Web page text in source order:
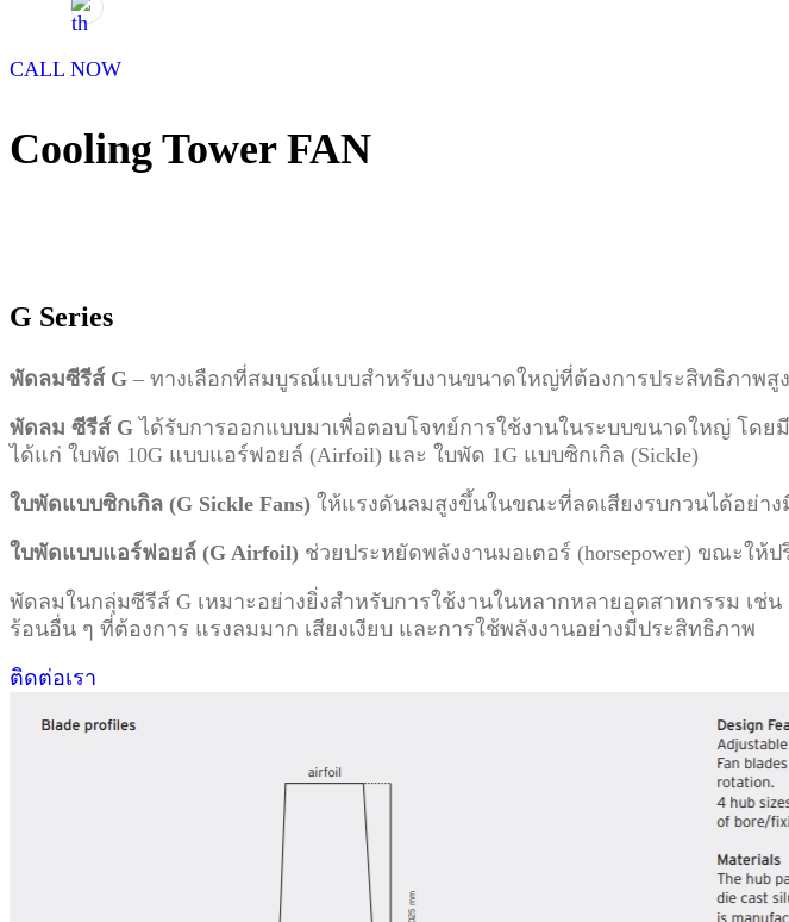
CALL NOW
Cooling Tower FAN
G Series
พัดลมซีรีส์ G – ทางเลือกที่สมบูรณ์แบบสำหรับงานขนาดใหญ่ที่ต้องการประสิทธิภาพสู
พัดลม ซีรีส์ G ได้รับการออกแบบมาเพื่อตอบโจทย์การใช้งานในระบบขนาดใหญ่ โดย
ได้แก่ ใบพัด 10G แบบแอร์ฟอยล์ (Airfoil) และ ใบพัด 1G แบบซิกเกิล (Sickle)
ใบพัดแบบซิกเกิล (G Sickle Fans) ให้แรงดันลมสูงขึ้นในขณะที่ลดเสียงรบกวนได้อย่า
ใบพัดแบบแอร์ฟอยล์ (G Airfoil) ช่วยประหยัดพลังงานมอเตอร์ (horsepower) ขณะใ
พัดลมในกลุ่มซีรีส์ G เหมาะอย่างยิ่งสำหรับการใช้งานในหลากหลายอุตสาหกรรม เช่น
ร้อนอื่น ๆ ที่ต้องการ แรงลมมาก เสียงเงียบ และการใช้พลังงานอย่างมีประสิทธิภาพ
ติดต่อเรา